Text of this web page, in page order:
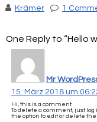
Über uns
Datenschutz /
Krämer
1
One Reply to “Hello
Mr
15. März 2018 um
Hi, this is a comment.
To delete a comment, just
the option to edit or delete